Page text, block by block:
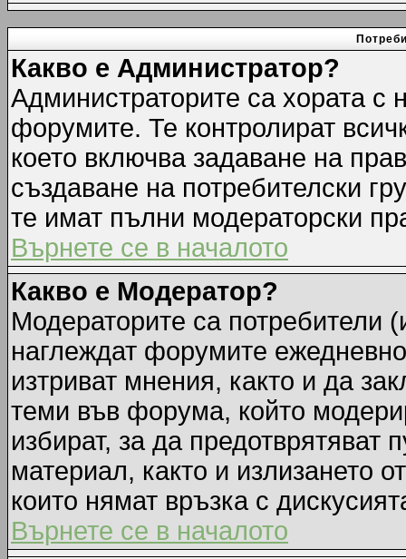
Какво е Администратор?
Администраторите са хората с
форумите. Те контролират
което включва задаване на
създаване на потребителски
те имат пълни модераторски
Върнете се в началото
Какво е Модератор?
Модераторите са потребители
наглеждат форумите
изтриват мнения, както и да
теми във форума, който
избират, за да предотврятяват
материал, както и излизането
които нямат връзка с
Върнете се в началото